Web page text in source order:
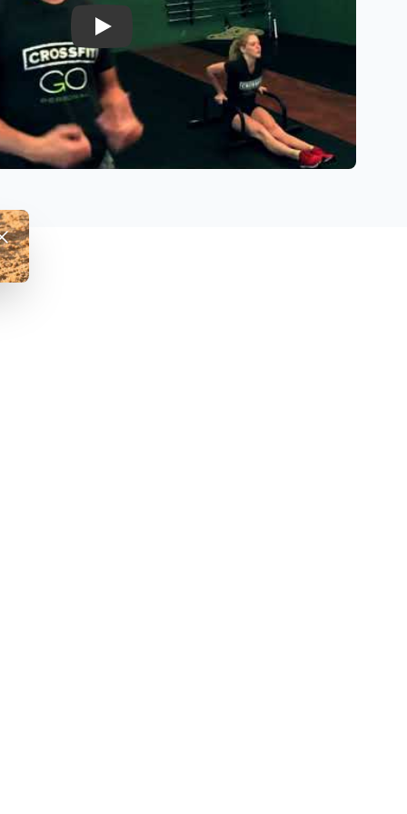
Play